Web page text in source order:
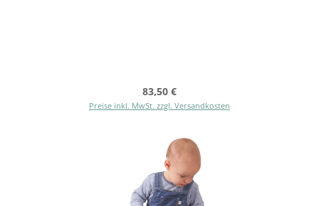
Regulärer Preis:
83,50 €
Preise inkl. MwSt. zzgl. Versandkosten